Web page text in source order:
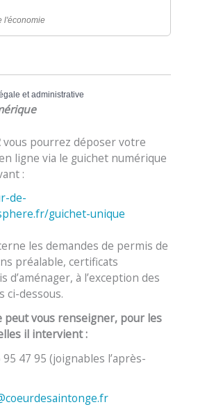
l'économie
et administrative
vous pourrez déposer votre
ligne via le guichet numérique
:
de-
guichet-unique
les demandes de permis de
préalable, certificats
d’aménager, à l’exception des
ci-dessous.
peut vous renseigner, pour les
il intervient :
47 95 (joignables l’après-